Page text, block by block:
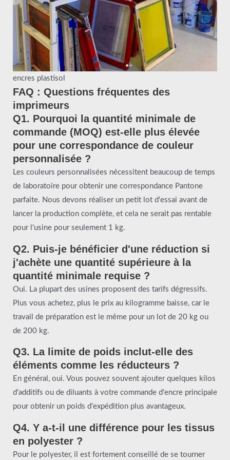
encres plastisol
FAQ : Questions fréquentes des
imprimeurs
Q1. Pourquoi la quantité minimale de
commande (MOQ) est-elle plus élevée
pour une correspondance de couleur
personnalisée ?
Les couleurs personnalisées nécessitent beaucoup de temps
de laboratoire pour obtenir une correspondance Pantone
parfaite. Nous devons réaliser un petit lot d'essai avant de
lancer la production complète, et cela ne serait pas rentable
pour l'usine pour seulement 1 kg.
Q2. Puis-je bénéficier d'une réduction si
j'achète une quantité supérieure à la
quantité minimale requise ?
Oui. La plupart des usines proposent des tarifs dégressifs.
Plus vous achetez, plus le prix au kilogramme baisse, car le
travail de préparation est le même pour un lot de 20 kg ou
de 200 kg.
Q3. La limite de poids inclut-elle des
éléments comme les réducteurs ?
En général, oui. Vous pouvez souvent ajouter quelques kilos
d'additifs ou de diluants à votre commande d'encre principale
pour obtenir un poids d'expédition plus avantageux.
Q4. Y a-t-il une différence pour les tissus
en polyester ?
Pour le polyester, il est fortement conseillé de se tourner